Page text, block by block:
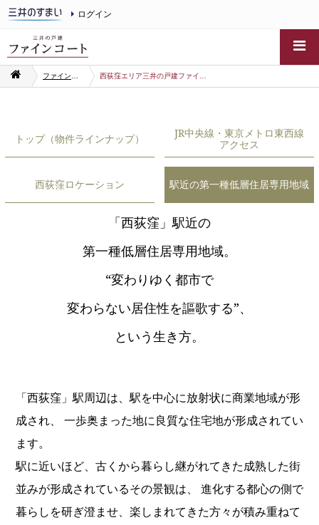
ログイン
トップ（物件ラインナップ）
JR中央線・東京メトロ東西線
アクセス
西荻窪ロケーション 駅近の第一種低層住居専用地域
「西荻窪」駅近の
第一種低層住居専用地域。
“変わりゆく都市で
変わらない居住性を謳歌する”、
という生き方。
「西荻窪」駅周辺は、駅を中心に放射状に商業地域が形
成され、
一歩奥まった地に良質な住宅地が形成されてい
ます。
駅に近いほど、古くから暮らし継がれてきた成熟した街
並みが形成されているその景観は、
進化する都心の側で
暮らしを研ぎ澄ませ、楽しまれてきた方々が積み重ねて